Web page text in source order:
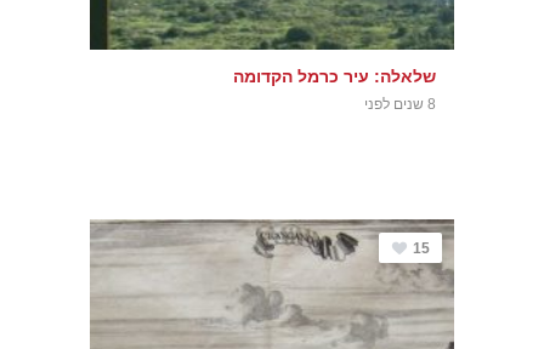
שלאלה: עיר כרמל הקדומה
8 שנים לפני
15